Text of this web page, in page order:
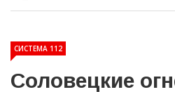
СИСТЕМА 112
Соловецкие